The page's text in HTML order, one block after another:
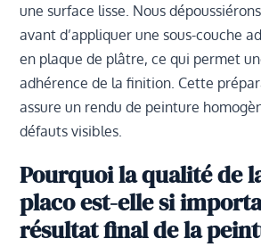
une surface lisse. Nous
avant d’appliquer une sous-couche
en plaque de plâtre, ce qui permet
adhérence de la finition. Cette
assure un rendu de peinture
défauts visibles.
Pourquoi la qualité de
placo est-elle si
résultat final de la